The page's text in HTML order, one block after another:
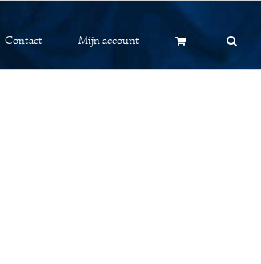
Contact Mijn account